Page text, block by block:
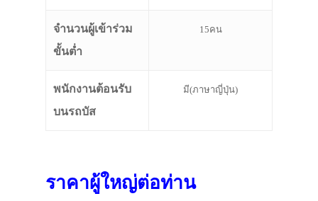
จำนวนผู้เข้าร่วม
ขั้นต่ำ
15คน
พนักงานต้อนรับ
บนรถบัส
มี(ภาษาญี่ปุ่น)
ราคาผู้ใหญ่ต่อท่าน